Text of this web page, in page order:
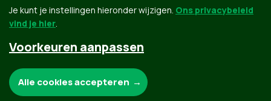
Groen.be
Contact Privacybeleid
Je kunt je instellingen hieronder wijzigen. Ons privacybeleid
vind je hier.
Voorkeuren aanpassen
Alle cookies accepteren